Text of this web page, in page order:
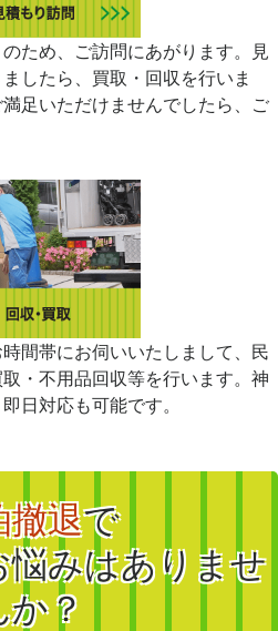
ため、ご訪問にあがります。見
したら、買取・回収を行いま
足いただけませんでしたら、ご
間帯にお伺いいたしまして、民
・不用品回収等を行います。神
日対応も可能です。
撤退で
みはありませ
か？